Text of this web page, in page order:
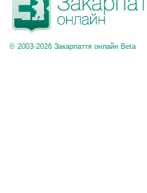
© 2003-2026 Закарпаття онлайн Beta